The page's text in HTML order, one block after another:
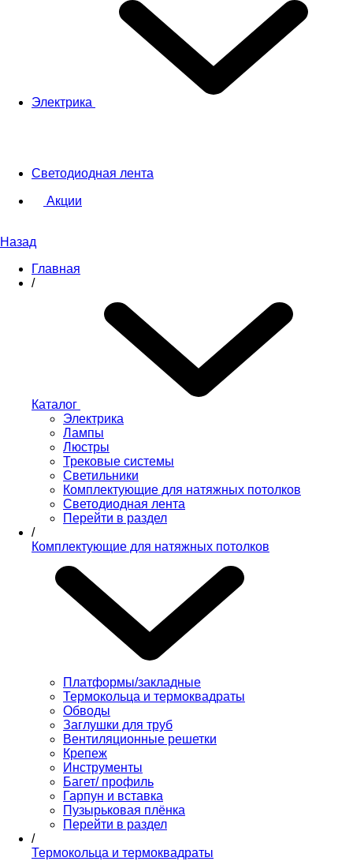
Электрика
Светодиодная лента
Акции
Назад
Главная
/
Каталог
Электрика
Лампы
Люстры
Трековые системы
Светильники
Комплектующие для натяжных потолков
Светодиодная лента
Перейти в раздел
/
Комплектующие для натяжных потолков
Платформы/закладные
Термокольца и термоквадраты
Обводы
Заглушки для труб
Вентиляционные решетки
Крепеж
Инструменты
Багет/ профиль
Гарпун и вставка
Пузырьковая плёнка
Перейти в раздел
/
Термокольца и термоквадраты